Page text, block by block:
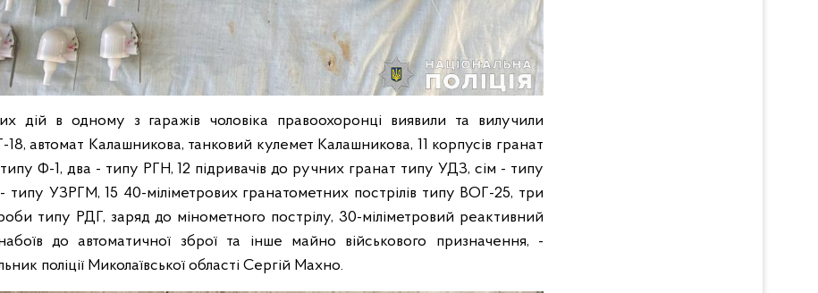
дій в одному з гаражів чоловіка правоохоронці виявили та вилучили
автомат Калашникова, танковий кулемет Калашникова, 11 корпусів гранат
Ф-1, два - типу РГН, 12 підривачів до ручних гранат типу УДЗ, сім - типу
УЗРГМ, 15 40-міліметрових гранатометних пострілів типу ВОГ-25, три
типу РДГ, заряд до мінометного пострілу, 30-міліметровий реактивний
до автоматичної зброї та інше майно військового призначення, -
поліції Миколаївської області Сергій Махно.